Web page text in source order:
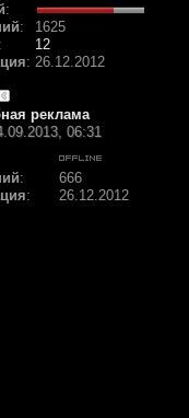
:
:
1625
:
12
: 26.12.2012
реклама
06:31
:
666
: 26.12.2012